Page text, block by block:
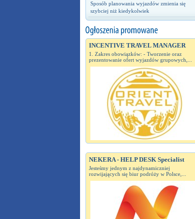
Sposób planowania wyjazdów zmienia się
szybciej niż kiedykolwiek
INCENTIVE TRAVEL MANAGER
1. Zakres obowiązków: - Tworzenie oraz
prezentowanie ofert wyjazdów grupowych,...
NEKERA - HELP DESK Specialist
Jesteśmy jednym z najdynamiczniej
rozwijających się biur podróży w Polsce,...